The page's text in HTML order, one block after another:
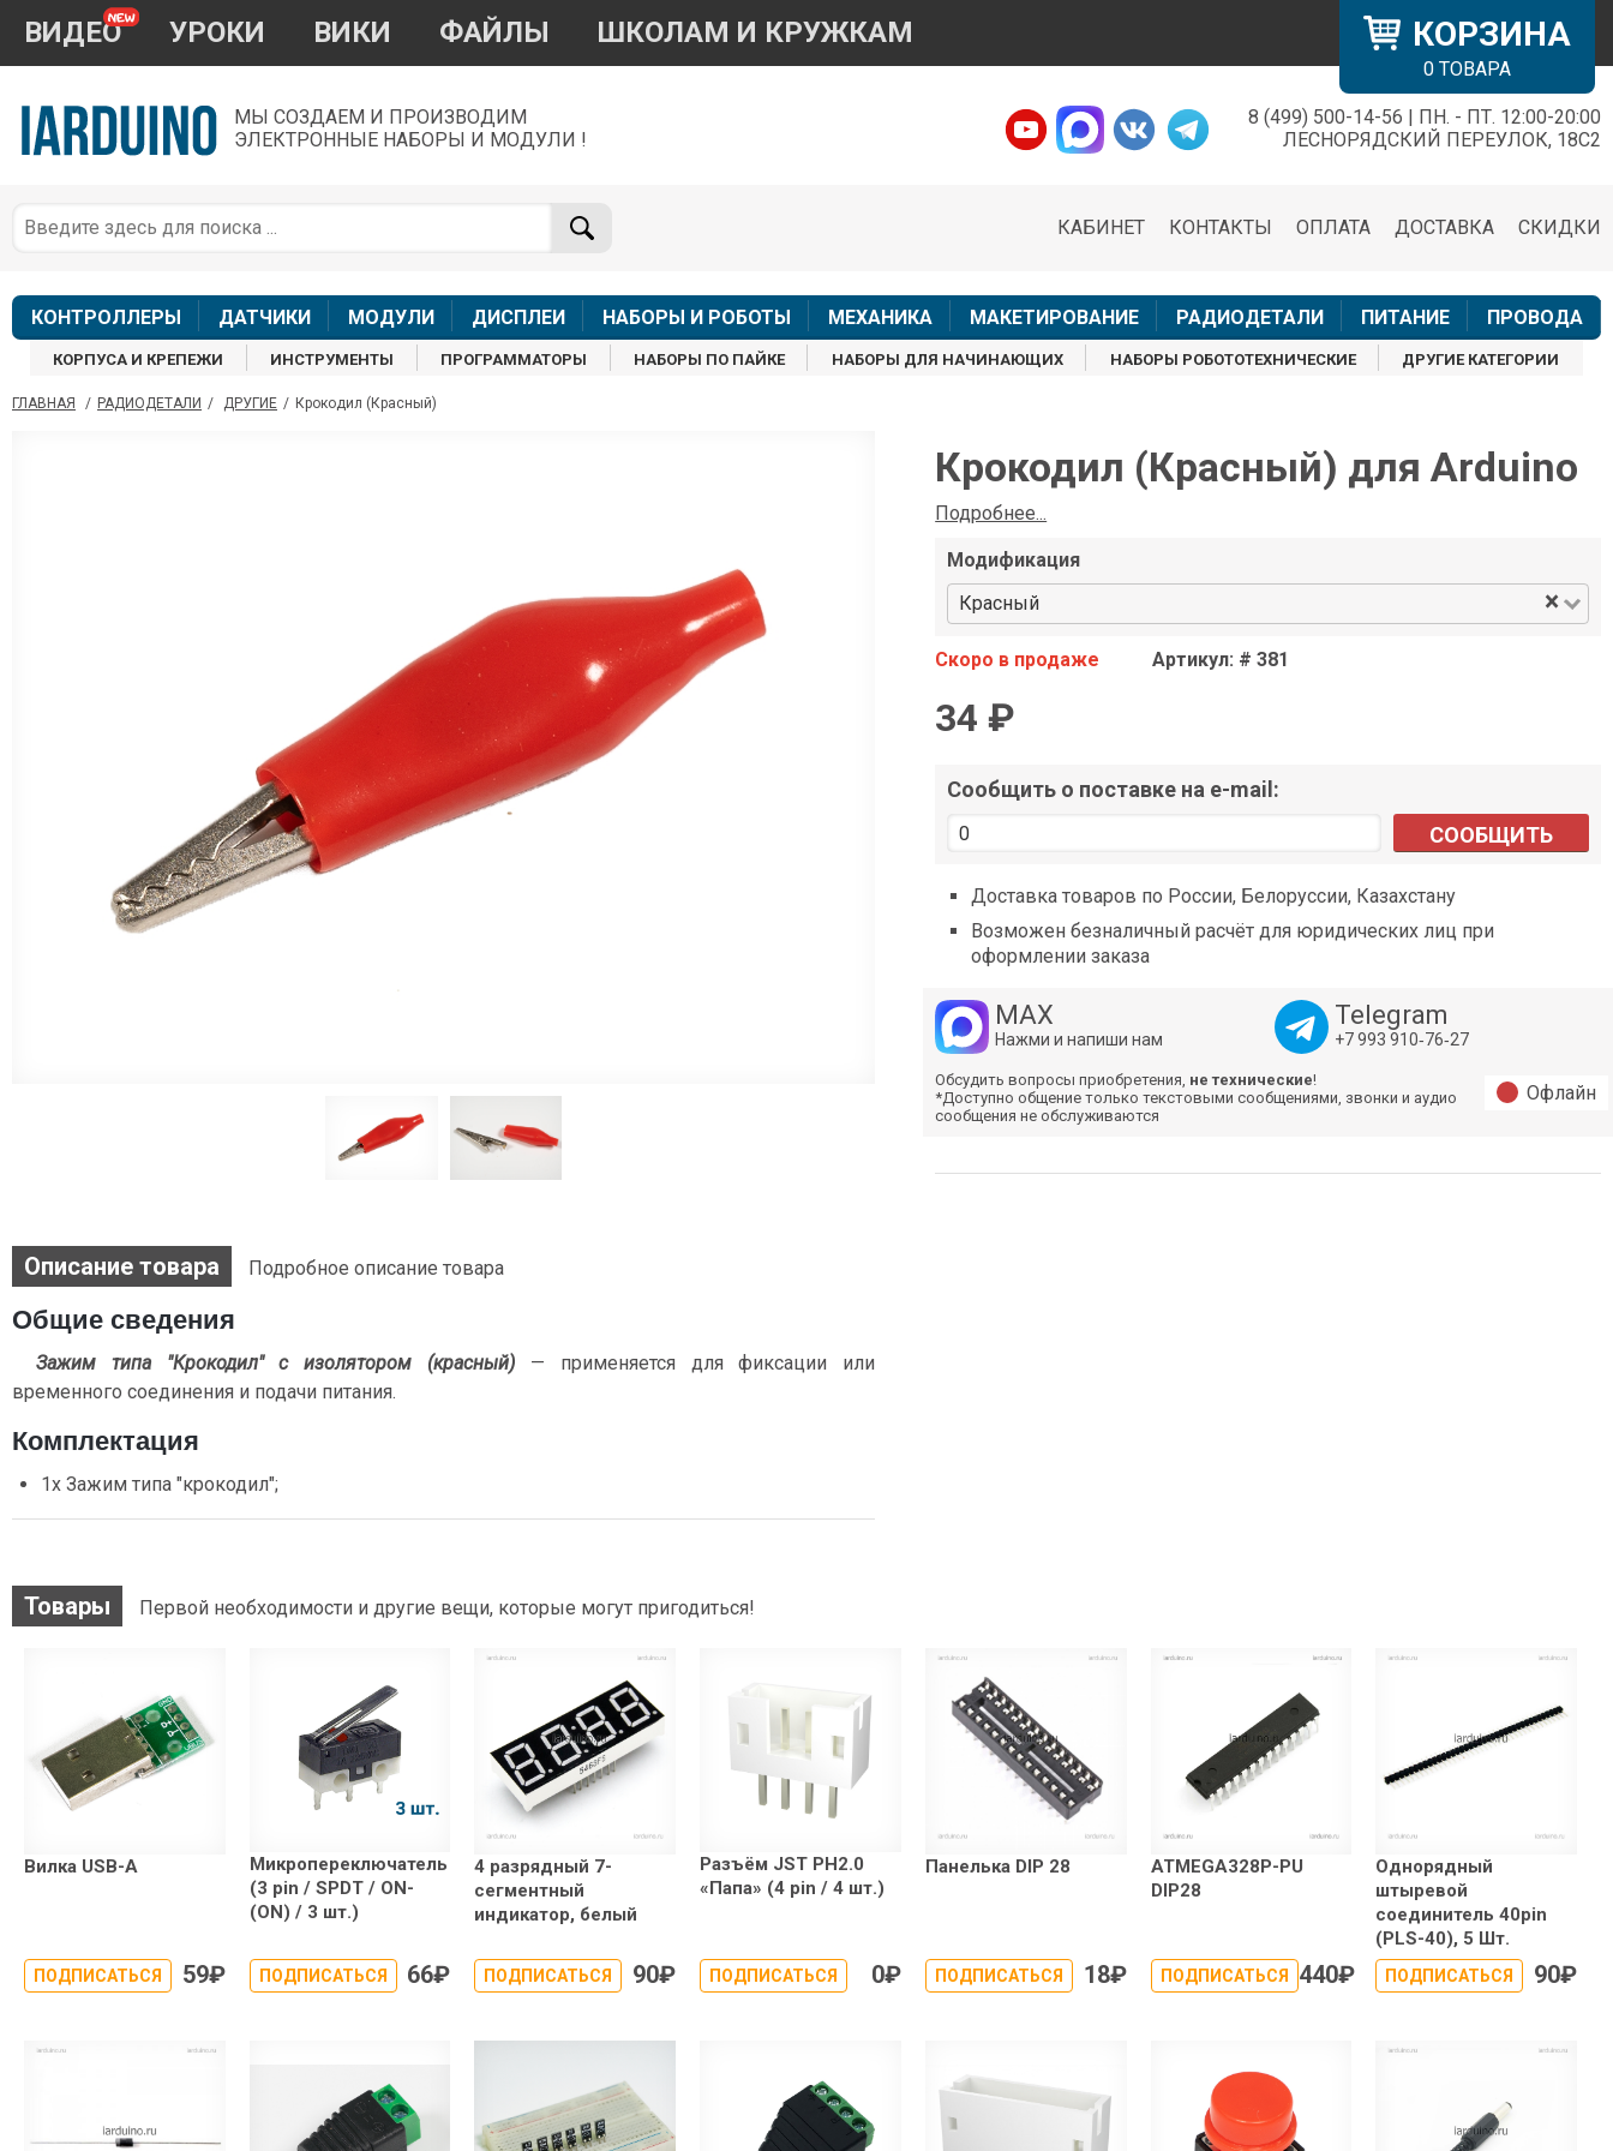
КОРЗИНА
0 ТОВАРА
ВИДЕО УРОКИ ВИКИ ФАЙЛЫ ШКОЛАМ И КРУЖКАМ
МЫ СОЗДАЕМ И ПРОИЗВОДИМ
ЭЛЕКТРОННЫЕ НАБОРЫ И МОДУЛИ !
8 (499) 500-14-56 | ПН. - ПТ. 12:00-20:00
ЛЕСНОРЯДСКИЙ ПЕРЕУЛОК, 18С2
СКИДКИ
ДОСТАВКА
ОПЛАТА
КОНТАКТЫ
КАБИНЕТ
КОНТРОЛЛЕРЫ ДАТЧИКИ МОДУЛИ ДИСПЛЕИ НАБОРЫ И РОБОТЫ МЕХАНИКА МАКЕТИРОВАНИЕ РАДИОДЕТАЛИ ПИТАНИЕ ПРОВОДА
КОРПУСА И КРЕПЕЖИ ИНСТРУМЕНТЫ ПРОГРАММАТОРЫ НАБОРЫ ПО ПАЙКЕ НАБОРЫ ДЛЯ НАЧИНАЮЩИХ НАБОРЫ РОБОТОТЕХНИЧЕСКИЕ ДРУГИЕ КАТЕГОРИИ
ГЛАВНАЯ / РАДИОДЕТАЛИ / ДРУГИЕ / Крокодил (Красный)
Крокодил (Красный) для Arduino
Подробнее...
Модификация
Красный
×
Скоро в продаже Артикул: # 381
34 ₽
Сообщить о поставке на e-mail:
СООБЩИТЬ
Доставка товаров по России, Белоруссии, Казахстану
Возможен безналичный расчёт для юридических лиц при
оформлении заказа
MAX
Нажми и напиши нам
Telegram
+7 993 910‑76‑27
Обсудить вопросы приобретения, не технические!
*Доступно общение только текстовыми сообщениями, звонки и аудио
сообщения не обслуживаются
Офлайн
Описание товара Подробное описание товара
Общие сведения
Зажим типа "Крокодил" с изолятором (красный) — применяется для фиксации или
временного соединения и подачи питания.
Комплектация
1х Зажим типа "крокодил";
Товары Первой необходимости и другие вещи, которые могут пригодиться!
Вилка USB-A
ПОДПИСАТЬСЯ 59₽
Микропереключатель
(3 pin / SPDT / ON-
(ON) / 3 шт.)
ПОДПИСАТЬСЯ 66₽
4 разрядный 7-
сегментный
индикатор, белый
ПОДПИСАТЬСЯ 90₽
Разъём JST PH2.0
«Папа» (4 pin / 4 шт.)
ПОДПИСАТЬСЯ 0₽
Панелька DIP 28
ПОДПИСАТЬСЯ 18₽
ATMEGA328P-PU
DIP28
ПОДПИСАТЬСЯ 440₽
Однорядный
штыревой
соединитель 40pin
(PLS-40), 5 Шт.
ПОДПИСАТЬСЯ 90₽
×
По вопросам приобретения товара
+7 968 454 17 38
звонки и аудио сообщения не обслуживаются
Менеджер
shop@iarduino.ru
Менеджер
8 (499) 500-14-56